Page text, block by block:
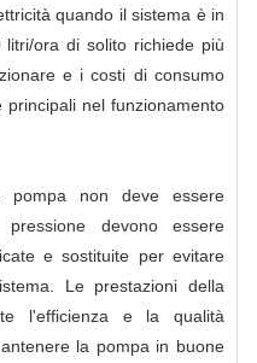
quando il sistema è in
ora di solito richiede più
e i costi di consumo
nel funzionamento
pompa non deve essere
devono essere
e sostituite per evitare
Le prestazioni della
l'efficienza e la qualità
la pompa in buone